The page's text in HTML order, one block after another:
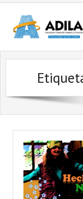
Nosotros
Contactanos